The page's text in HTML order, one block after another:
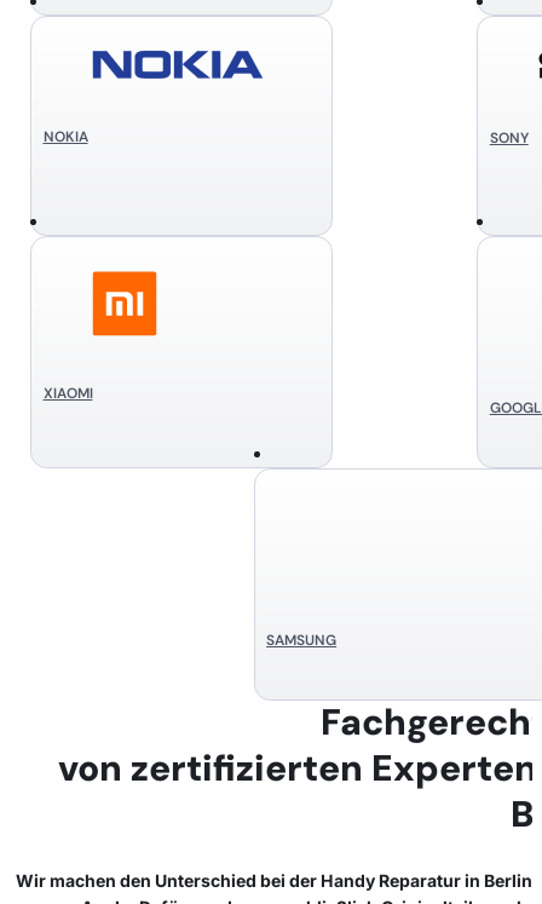
NOKIA SONY
XIAOMI
SAMSUNG
von zertifizierten
Wir machen den Unterschied bei der Handy Reparatur in